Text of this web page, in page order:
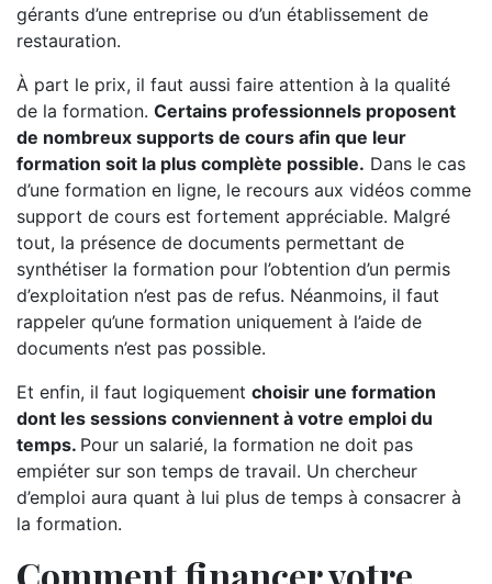
gérants d’une entreprise ou d’un établissement de
restauration.
À part le prix, il faut aussi faire attention à la qualité
de la formation. Certains professionnels proposent
de nombreux supports de cours afin que leur
formation soit la plus complète possible. Dans le cas
d’une formation en ligne, le recours aux vidéos comme
support de cours est fortement appréciable. Malgré
tout, la présence de documents permettant de
synthétiser la formation pour l’obtention d’un permis
d’exploitation n’est pas de refus. Néanmoins, il faut
rappeler qu’une formation uniquement à l’aide de
documents n’est pas possible.
Et enfin, il faut logiquement choisir une formation
dont les sessions conviennent à votre emploi du
temps. Pour un salarié, la formation ne doit pas
empiéter sur son temps de travail. Un chercheur
d’emploi aura quant à lui plus de temps à consacrer à
la formation.